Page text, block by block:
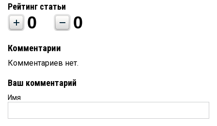
Рейтинг статьи
0 0
Комментарии
Комментариев нет.
Ваш комментарий
Имя